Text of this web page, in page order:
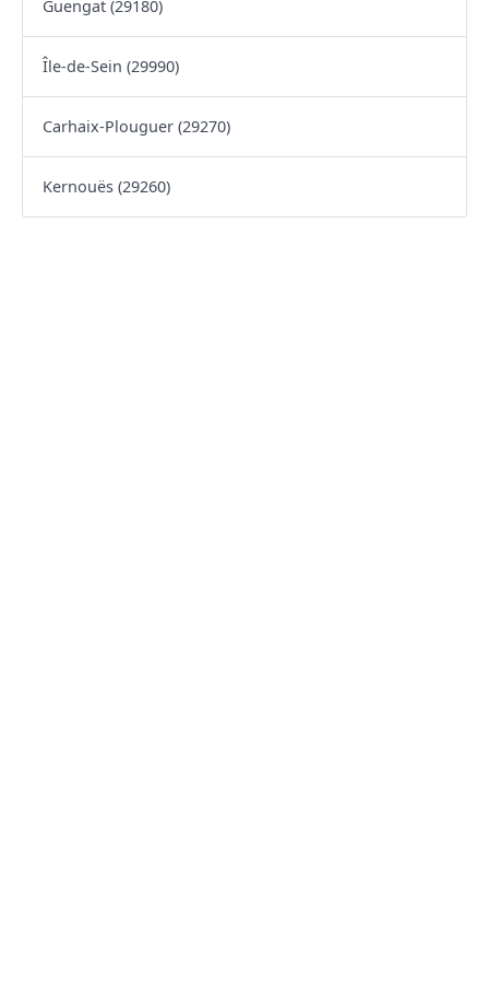
Guengat (29180)
Île-de-Sein (29990)
Carhaix-Plouguer (29270)
Kernouës (29260)